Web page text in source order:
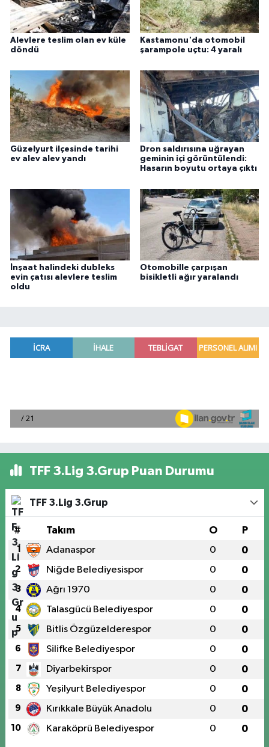
Alevlere teslim olan ev küle
döndü
Kastamonu'da otomobil
şarampole uçtu: 4 yaralı
Güzelyurt ilçesinde tarihi
ev alev alev yandı
Dron saldırısına uğrayan
geminin içi görüntülendi:
Hasarın boyutu ortaya çıktı
İnşaat halindeki dubleks
evin çatısı alevlere teslim
oldu
Otomobille çarpışan
bisikletli ağır yaralandı
TFF 3.Lig 3.Grup Puan Durumu
TFF 3.Lig 3.Grup
# Takım O P
1 Adanaspor 0 0
2 Niğde Belediyesispor 0 0
3 Ağrı 1970 0 0
4 Talasgücü Belediyespor 0 0
5 Bitlis Özgüzelderespor 0 0
6 Silifke Belediyespor 0 0
7 Diyarbekirspor 0 0
8 Yeşilyurt Belediyespor 0 0
9 Kırıkkale Büyük Anadolu 0 0
10 Karaköprü Belediyespor 0 0